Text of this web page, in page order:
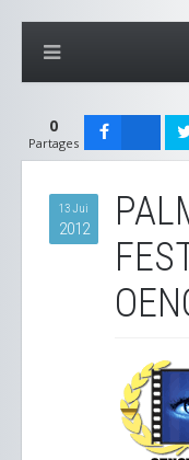
0
Partages
13 Jui
2012